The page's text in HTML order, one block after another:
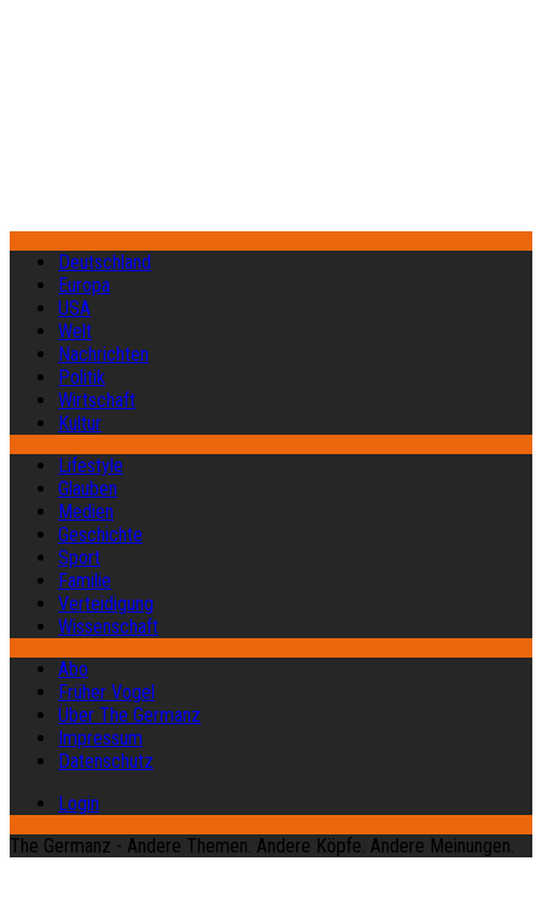
Deutschland
Europa
USA
Welt
Nachrichten
Politik
Wirtschaft
Kultur
Lifestyle
Glauben
Medien
Geschichte
Sport
Familie
Verteidigung
Wissenschaft
Abo
Früher Vogel
Über The Germanz
Impressum
Datenschutz
Login
The Germanz - Andere Themen. Andere Köpfe. Andere Meinungen.